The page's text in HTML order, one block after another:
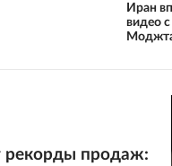
Иран
видео
продаж: